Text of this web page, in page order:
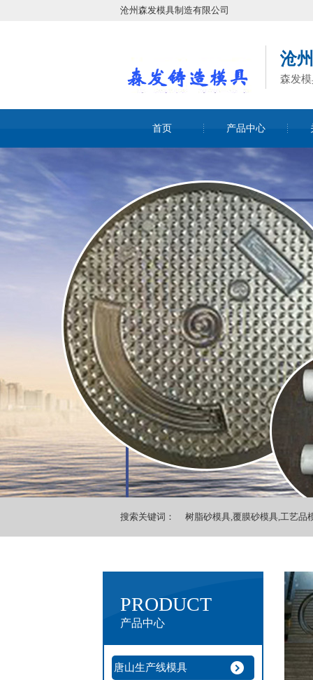
沧州森发模具制造有限公司
沧
森发
首页 产品中心
搜索关键词： 树脂砂模具,覆膜砂模具,工艺品
PRODUCT
产品中心
唐山生产线模具